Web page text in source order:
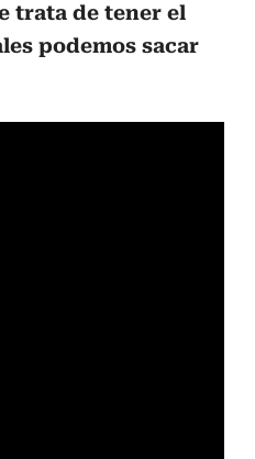
trata de tener el
podemos sacar